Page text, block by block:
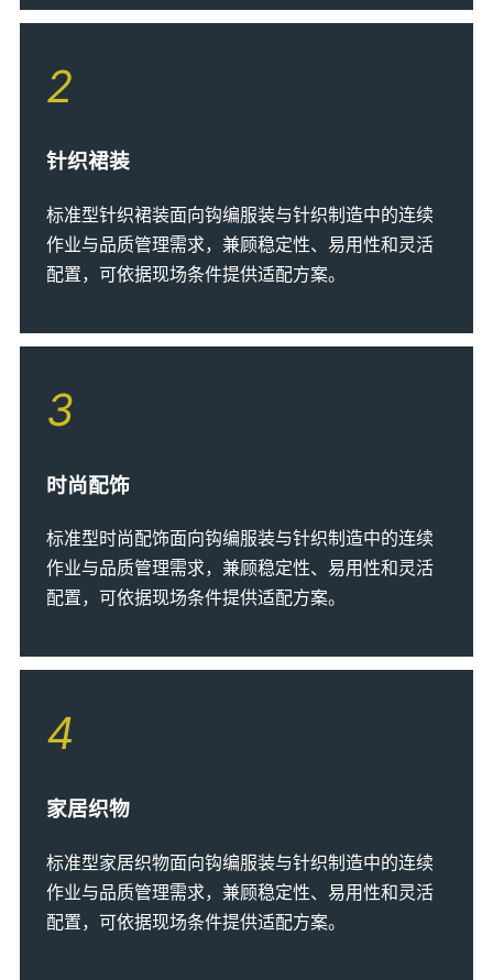
2
针织裙装
标准型针织裙装面向钩编服装与针织制造中的连续
作业与品质管理需求，兼顾稳定性、易用性和灵活
配置，可依据现场条件提供适配方案。
3
时尚配饰
标准型时尚配饰面向钩编服装与针织制造中的连续
作业与品质管理需求，兼顾稳定性、易用性和灵活
配置，可依据现场条件提供适配方案。
4
家居织物
标准型家居织物面向钩编服装与针织制造中的连续
作业与品质管理需求，兼顾稳定性、易用性和灵活
配置，可依据现场条件提供适配方案。